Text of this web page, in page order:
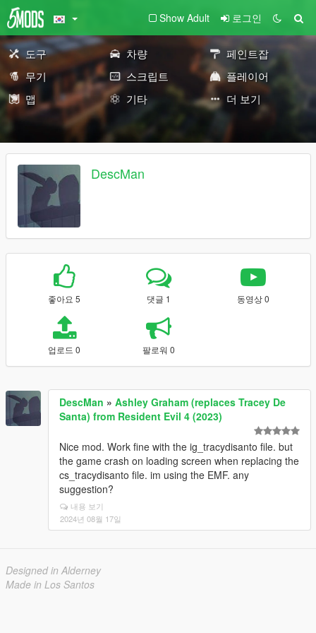
Show Adult 로그인
도구 차량
페인트잡
무기
스크립트
플레이어
맵
기타 더 보기
DescMan
좋아요 5 댓글 1 동영상 0
업로드 0 팔로워 0
DescMan » Ashley Graham (replaces Tracey De
Santa) from Resident Evil 4 (2023)
Nice mod. Work fine with the ig_tracydisanto file. but
the game crash on loading screen when replacing the
cs_tracydisanto file. im using the EMF. any
suggestion?
내용 보기
2024년 08월 17일
Designed in Alderney
Made in Los Santos